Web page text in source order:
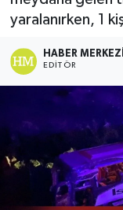
yaralanırken, 1
HABER MERKEZI
EDITÖR
Haber Arşivi